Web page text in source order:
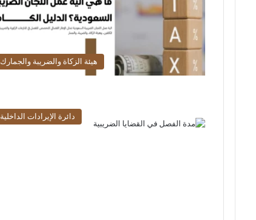
هيئة الزكاة والضريبة والجمارك
دائرة الإيرادات الداخلية